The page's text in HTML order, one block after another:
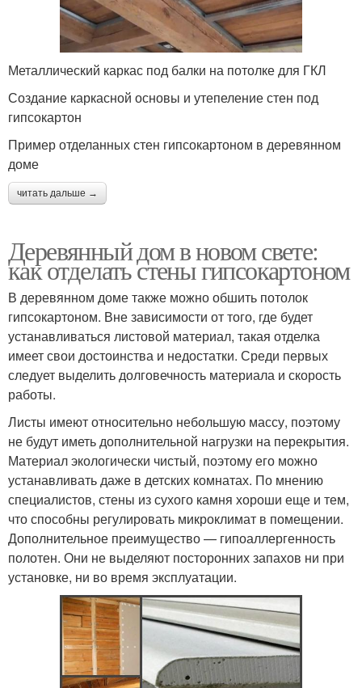
Металлический каркас под балки на потолке для ГКЛ
Создание каркасной основы и утепеление стен под
гипсокартон
Пример отделанных стен гипсокартоном в деревянном
доме
читать дальше →
Деревянный дом в новом свете:
как отделать стены гипсокартоном
В деревянном доме также можно обшить потолок
гипсокартоном. Вне зависимости от того, где будет
устанавливаться листовой материал, такая отделка
имеет свои достоинства и недостатки. Среди первых
следует выделить долговечность материала и скорость
работы.
Листы имеют относительно небольшую массу, поэтому
не будут иметь дополнительной нагрузки на перекрытия.
Материал экологически чистый, поэтому его можно
устанавливать даже в детских комнатах. По мнению
специалистов, стены из сухого камня хороши еще и тем,
что способны регулировать микроклимат в помещении.
Дополнительное преимущество — гипоаллергенность
полотен. Они не выделяют посторонних запахов ни при
установке, ни во время эксплуатации.